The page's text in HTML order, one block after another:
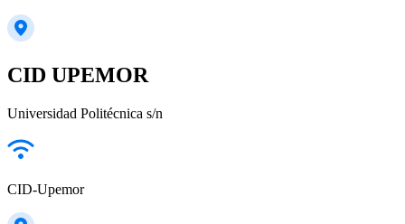
CID UPEMOR
Universidad Politécnica s/n
CID-Upemor